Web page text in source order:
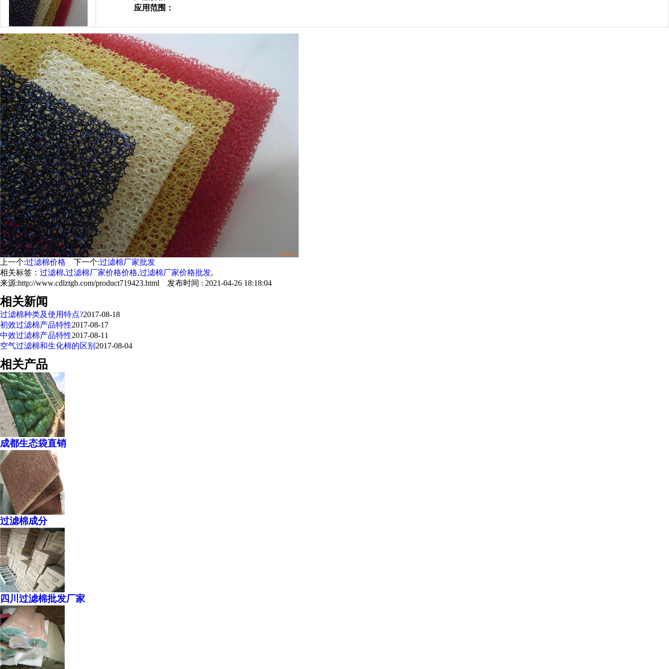
应用范围：
上一个:过滤棉价格 下一个:过滤棉厂家批发
相关标签： 过滤棉,过滤棉厂家价格价格,过滤棉厂家价格批发,
来源:http://www.cdlztgb.com/product719423.html 发布时间 : 2021-04-26 18:18:04
相关新闻
过滤棉种类及使用特点?2017-08-18
初效过滤棉产品特性2017-08-17
中效过滤棉产品特性2017-08-11
空气过滤棉和生化棉的区别 2017-08-04
相关产品
成都生态袋直销
过滤棉成分
四川过滤棉批发厂家